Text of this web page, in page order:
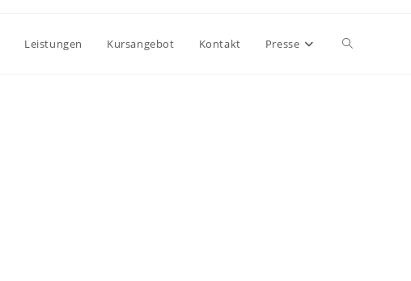
Leistungen Kursangebot Kontakt Presse